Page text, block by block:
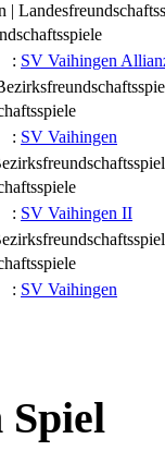
|
: SV Vaihingen
: SV Vaihingen
: SV Vaihingen II
: SV Vaihingen
Spiel